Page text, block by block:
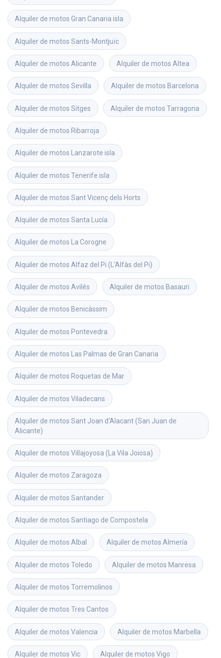
Alquiler de motos Gran Canaria isla
Alquiler de motos Sants-Montjuïc
Alquiler de motos Alicante Alquiler de motos Altea
Alquiler de motos Sevilla Alquiler de motos Barcelona
Alquiler de motos Sitges Alquiler de motos Tarragona
Alquiler de motos Ribarroja
Alquiler de motos Lanzarote isla
Alquiler de motos Tenerife isla
Alquiler de motos Sant Vicenç dels Horts
Alquiler de motos Santa Lucía
Alquiler de motos La Corogne
Alquiler de motos Alfaz del Pi (L'Alfàs del Pi)
Alquiler de motos Avilés Alquiler de motos Basauri
Alquiler de motos Benicàssim
Alquiler de motos Pontevedra
Alquiler de motos Las Palmas de Gran Canaria
Alquiler de motos Roquetas de Mar
Alquiler de motos Viladecans
Alquiler de motos Sant Joan d'Alacant (San Juan de
Alicante)
Alquiler de motos Villajoyosa (La Vila Joiosa)
Alquiler de motos Zaragoza
Alquiler de motos Santander
Alquiler de motos Santiago de Compostela
Alquiler de motos Albal Alquiler de motos Almería
Alquiler de motos Toledo Alquiler de motos Manresa
Alquiler de motos Torremolinos
Alquiler de motos Tres Cantos
Alquiler de motos Valencia Alquiler de motos Marbella
Alquiler de motos Vic Alquiler de motos Vigo